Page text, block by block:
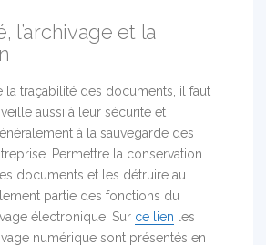
l’archivage et la
la traçabilité des documents, il faut
aussi à leur sécurité et
à la sauvegarde des
Permettre la conservation
documents et les détruire au
partie des fonctions du
électronique. Sur ce lien les
numérique sont présentés en